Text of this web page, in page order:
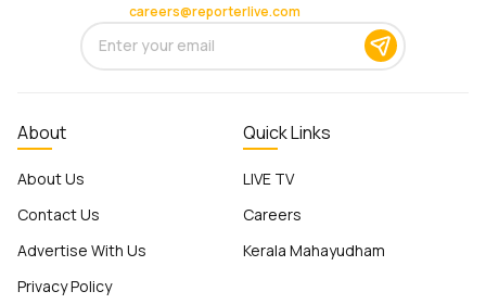
careers@reporterlive.com
About
About Us
Contact Us
Advertise With Us
Privacy Policy
Quick Links
LIVE TV
Careers
Kerala Mahayudham